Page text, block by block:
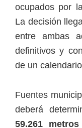
ocupados por
La decisión
entre ambas
definitivos y
de un
Fuentes
deberá
59.261